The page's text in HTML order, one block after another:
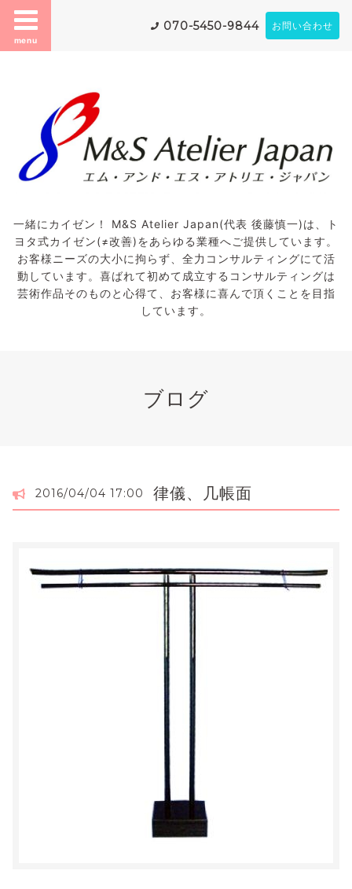
menu
070-5450-9844 お問い合わせ
一緒にカイゼン！ M&S Atelier Japan(代表 後藤慎一)は、ト
ヨタ式カイゼン(≠改善)をあらゆる業種へご提供しています。
お客様ニーズの大小に拘らず、全力コンサルティングにて活
動しています。喜ばれて初めて成立するコンサルティングは
芸術作品そのものと心得て、お客様に喜んで頂くことを目指
しています。
ブログ
2016/04/04 17:00 律儀、几帳面